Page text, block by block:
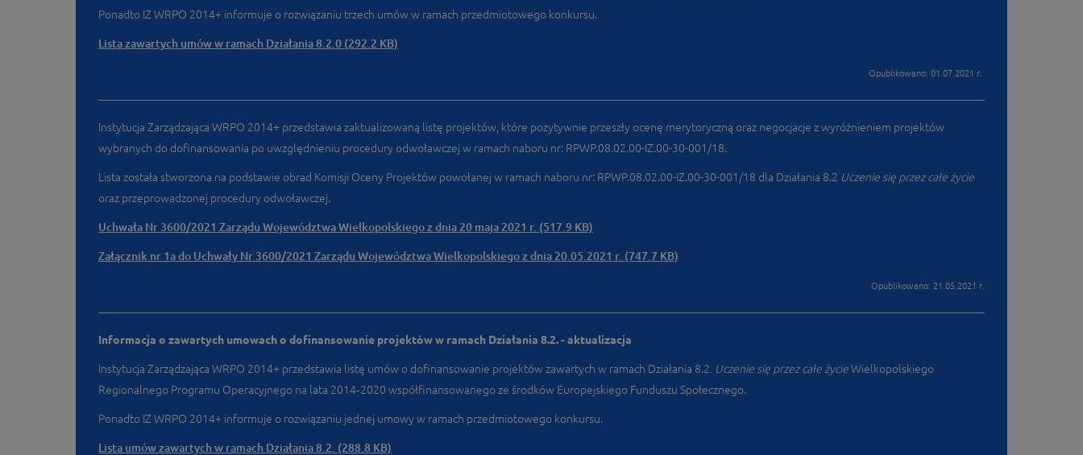
Ponadto IZ WRPO 2014+ informuje o rozwiązaniu trzech umów w ramach przedmiotowego konkursu.
Lista zawartych umów w ramach Działania 8.2.0 (292.2 KB)
Opublikowano: 01.07.2021 r.
Instytucja Zarządzająca WRPO 2014+ przedstawia zaktualizowaną listę projektów, które pozytywnie przeszły ocenę merytoryczną oraz negocjacje z wyróżnieniem projektów
wybranych do dofinansowania po uwzględnieniu procedury odwoławczej w ramach naboru nr: RPWP.08.02.00-IZ.00-30-001/18.
Lista została stworzona na podstawie obrad Komisji Oceny Projektów powołanej w ramach naboru nr: RPWP.08.02.00-IZ.00-30-001/18 dla Działania 8.2 Uczenie się przez całe życie
oraz przeprowadzonej procedury odwoławczej.
Uchwała Nr 3600/2021 Zarządu Województwa Wielkopolskiego z dnia 20 maja 2021 r. (517.9 KB)
Załącznik nr 1a do Uchwały Nr 3600/2021 Zarządu Województwa Wielkopolskiego z dnia 20.05.2021 r. (747.7 KB)
Opublikowano: 21.05.2021 r.
Informacja o zawartych umowach o dofinansowanie projektów w ramach Działania 8.2. - aktualizacja
Instytucja Zarządzająca WRPO 2014+ przedstawia listę umów o dofinansowanie projektów zawartych w ramach Działania 8.2 . Uczenie się przez całe życieWielkopolskiego
Regionalnego Programu Operacyjnego na lata 2014‑2020 współfinansowanego ze środków Europejskiego Funduszu Społecznego.
Ponadto IZ WRPO 2014+ informuje o rozwiązaniu jednej umowy w ramach przedmiotowego konkursu.
Lista umów zawartych w ramach Działania 8.2. (288.8 KB)